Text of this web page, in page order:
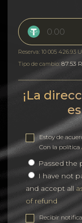
Reserva: 10 005 426.93
Tipo de cambio: 87.53
¡La
Estoy de
Con la política
Passed the
I have not
and accept all
of refund
Recibir